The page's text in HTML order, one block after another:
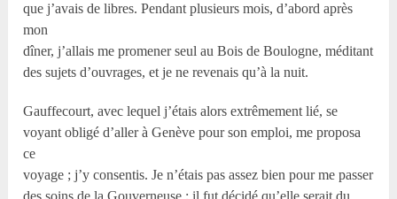
que j’avais de libres. Pendant plusieurs mois, d’abord après
mon
dîner, j’allais me promener seul au Bois de Boulogne, méditant
des sujets d’ouvrages, et je ne revenais qu’à la nuit.
Gauffecourt, avec lequel j’étais alors extrêmement lié, se
voyant obligé d’aller à Genève pour son emploi, me proposa
ce
voyage ; j’y consentis. Je n’étais pas assez bien pour me passer